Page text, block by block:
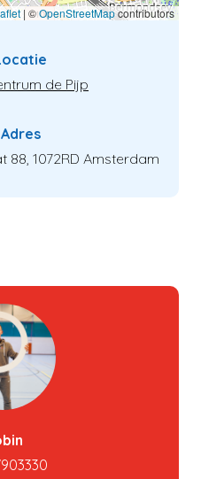
de Pijp
Adres
88, 1072RD Amsterdam
| ©OpenStreetMapcontributors